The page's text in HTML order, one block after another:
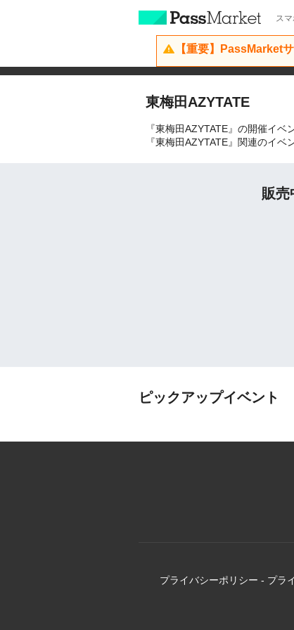
ス
【重要】PassMarket
東梅田AZYTATE
『東梅田AZYTATE』の開催イベ
『東梅田AZYTATE』関連のイベ
販売
ピックアップイベント
プライバシーポリシー - プラ